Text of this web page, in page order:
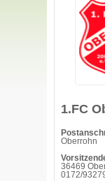
1.FC
Oberrohn
36469
0172/